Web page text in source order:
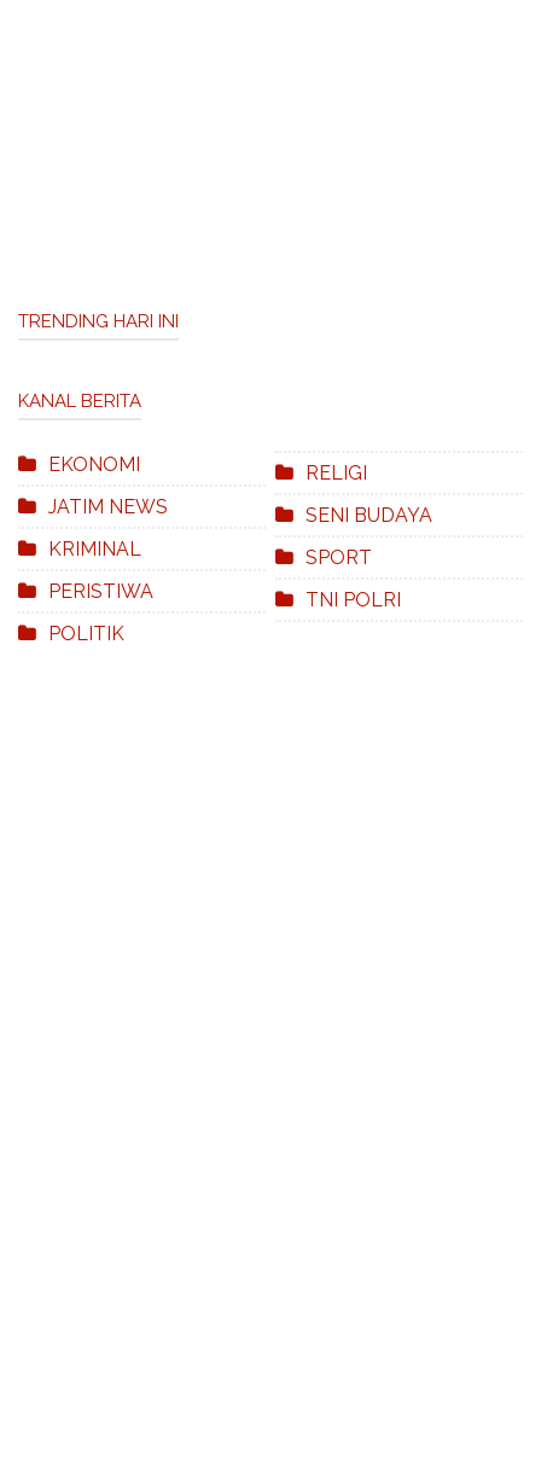
TRENDING HARI INI
KANAL BERITA
EKONOMI
JATIM NEWS
KRIMINAL
PERISTIWA
POLITIK
RELIGI
SENI BUDAYA
SPORT
TNI POLRI